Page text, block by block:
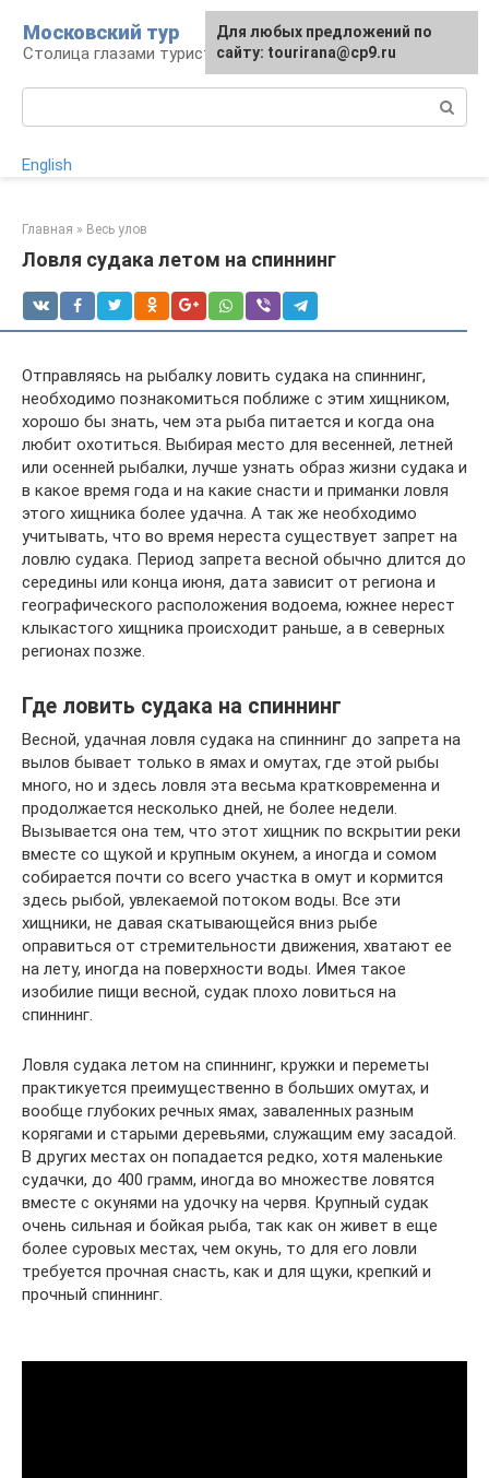
контенту
Московский тур
Столица глазами туриста
English
Главная » Весь улов
Ловля судака летом на спиннинг
Отправляясь на рыбалку ловить судака на спиннинг,
необходимо познакомиться поближе с этим хищником,
хорошо бы знать, чем эта рыба питается и когда она
любит охотиться. Выбирая место для весенней, летней
или осенней рыбалки, лучше узнать образ жизни судака и
в какое время года и на какие снасти и приманки ловля
этого хищника более удачна. А так же необходимо
учитывать, что во время нереста существует запрет на
ловлю судака. Период запрета весной обычно длится до
середины или конца июня, дата зависит от региона и
географического расположения водоема, южнее нерест
клыкастого хищника происходит раньше, а в северных
регионах позже.
Где ловить судака на спиннинг
Весной, удачная ловля судака на спиннинг до запрета на
вылов бывает только в ямах и омутах, где этой рыбы
много, но и здесь ловля эта весьма кратковременна и
продолжается несколько дней, не более недели.
Вызывается она тем, что этот хищник по вскрытии реки
вместе со щукой и крупным окунем, а иногда и сомом
собирается почти со всего участка в омут и кормится
здесь рыбой, увлекаемой потоком воды. Все эти
хищники, не давая скатывающейся вниз рыбе
оправиться от стремительности движения, хватают ее
на лету, иногда на поверхности воды. Имея такое
изобилие пищи весной, судак плохо ловиться на
спиннинг.
Ловля судака летом на спиннинг, кружки и переметы
практикуется преимущественно в больших омутах, и
вообще глубоких речных ямах, заваленных разным
корягами и старыми деревьями, служащим ему засадой.
В других местах он попадается редко, хотя маленькие
судачки, до 400 грамм, иногда во множестве ловятся
вместе с окунями на удочку на червя. Крупный судак
очень сильная и бойкая рыба, так как он живет в еще
более суровых местах, чем окунь, то для его ловли
требуется прочная снасть, как и для щуки, крепкий и
прочный спиннинг.
Для любых предложений по
сайту: tourirana@cp9.ru